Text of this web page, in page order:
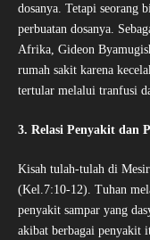
dosanya. Tetapi seorang
perbuatan dosanya.
Afrika, Gideon
rumah sakit karena
tertular melalui tranfusi
3. Relasi Penyakit dan
Kisah tulah-tulah di
(Kel.7:10-12). Tuhan
penyakit sampar yang
akibat berbagai penyakit